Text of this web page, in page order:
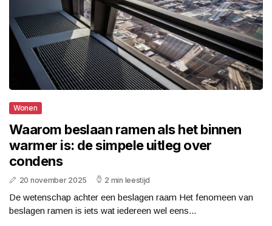
Wonen
Waarom beslaan ramen als het binnen
warmer is: de simpele uitleg over
condens
20 november 2025 2 min leestijd
De wetenschap achter een beslagen raam Het fenomeen van
beslagen ramen is iets wat iedereen wel eens...